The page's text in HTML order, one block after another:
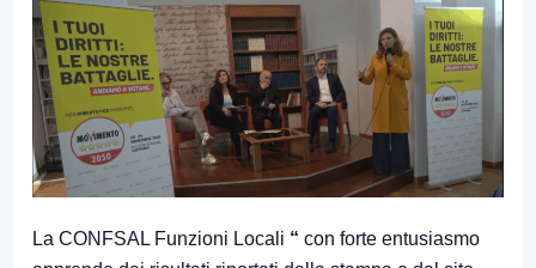
La CONFSAL Funzioni Locali “ con forte entusiasmo